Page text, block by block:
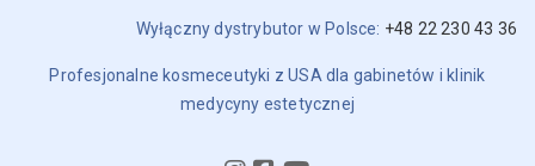
Wyłączny dystrybutor w Polsce: +48 22 230 43 36
Profesjonalne kosmeceutyki z USA dla gabinetów i klinik
medycyny estetycznej